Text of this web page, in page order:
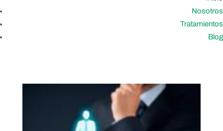
Nosotros
Tratamientos
Blog